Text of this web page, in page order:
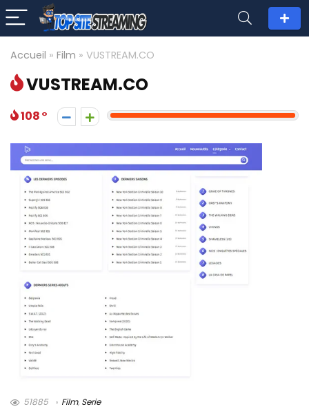
Accueil » Film » VUSTREAM.CO
VUSTREAM.CO
108
51885 Film, Serie